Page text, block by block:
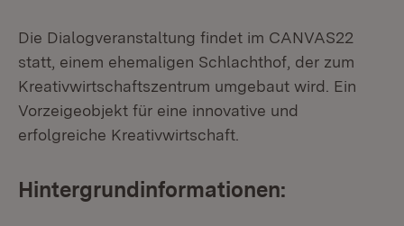
Die Dialogveranstaltung findet im CANVAS22
statt, einem ehemaligen Schlachthof, der zum
Kreativwirtschaftszentrum umgebaut wird. Ein
Vorzeigeobjekt für eine innovative und
erfolgreiche Kreativwirtschaft.
Hintergrundinformationen: